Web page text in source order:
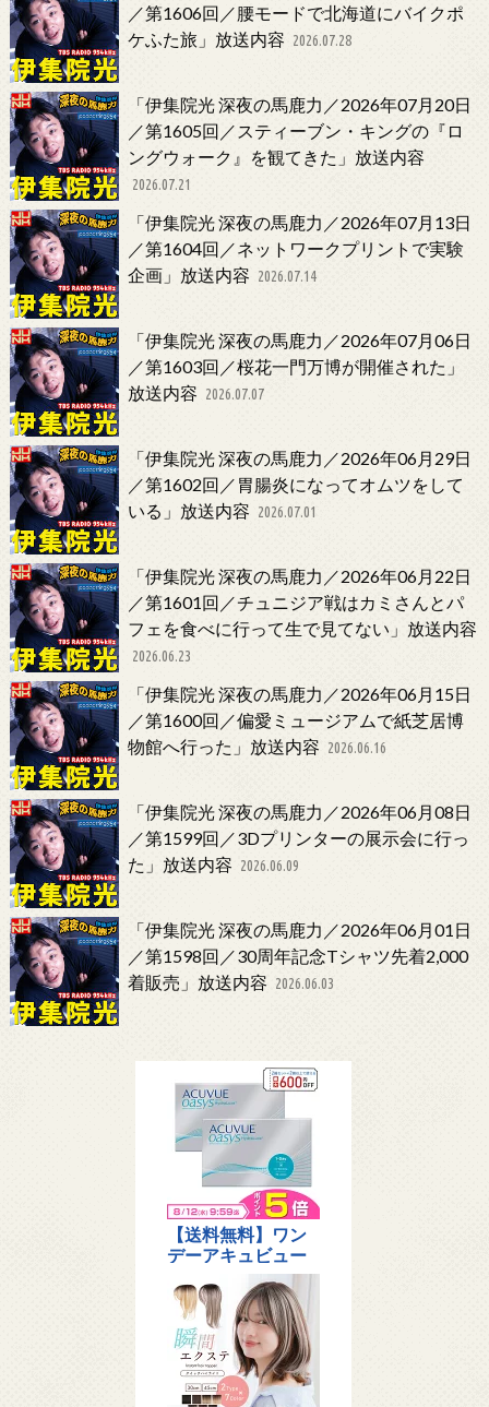
／第1606回／腰モードで北海道にバイクポ
ケふた旅」放送内容 2026.07.28
「伊集院光 深夜の馬鹿力／2026年07月20日
／第1605回／スティーブン・キングの『ロ
ングウォーク』を観てきた」放送内容
2026.07.21
「伊集院光 深夜の馬鹿力／2026年07月13日
／第1604回／ネットワークプリントで実験
企画」放送内容 2026.07.14
「伊集院光 深夜の馬鹿力／2026年07月06日
／第1603回／桜花一門万博が開催された」
放送内容 2026.07.07
「伊集院光 深夜の馬鹿力／2026年06月29日
／第1602回／胃腸炎になってオムツをして
いる」放送内容 2026.07.01
「伊集院光 深夜の馬鹿力／2026年06月22日
／第1601回／チュニジア戦はカミさんとパ
フェを食べに行って生で見てない」放送内容
2026.06.23
「伊集院光 深夜の馬鹿力／2026年06月15日
／第1600回／偏愛ミュージアムで紙芝居博
物館へ行った」放送内容 2026.06.16
「伊集院光 深夜の馬鹿力／2026年06月08日
／第1599回／3Dプリンターの展示会に行っ
た」放送内容 2026.06.09
「伊集院光 深夜の馬鹿力／2026年06月01日
／第1598回／30周年記念Tシャツ先着2,000
着販売」放送内容 2026.06.03